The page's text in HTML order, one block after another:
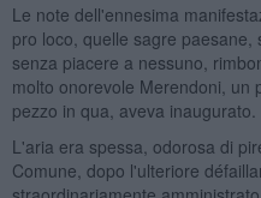
Le note dell'ennesima
pro loco, quelle sagre
senza piacere a nessuno,
molto onorevole Merendoni, un
pezzo in qua, aveva inaugurato.
L'aria era spessa, odorosa di
Comune, dopo l'ulteriore